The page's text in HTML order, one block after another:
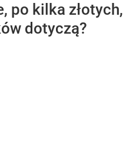
po kilka złotych,
dotyczą?